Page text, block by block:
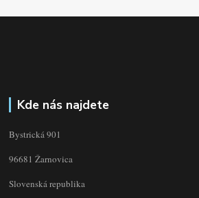
Kde nás najdete
Bystrická 901
96681 Žarnovica
Slovenská republika